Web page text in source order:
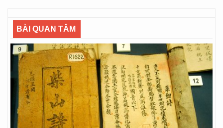
BÀI QUAN TÂM